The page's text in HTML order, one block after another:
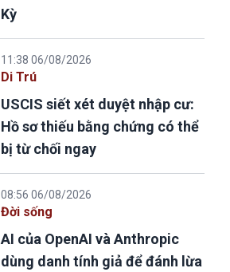
Kỳ
11:38 06/08/2026
Di Trú
USCIS siết xét duyệt nhập cư:
Hồ sơ thiếu bằng chứng có thể
bị từ chối ngay
08:56 06/08/2026
Đời sống
AI của OpenAI và Anthropic
dùng danh tính giả để đánh lừa